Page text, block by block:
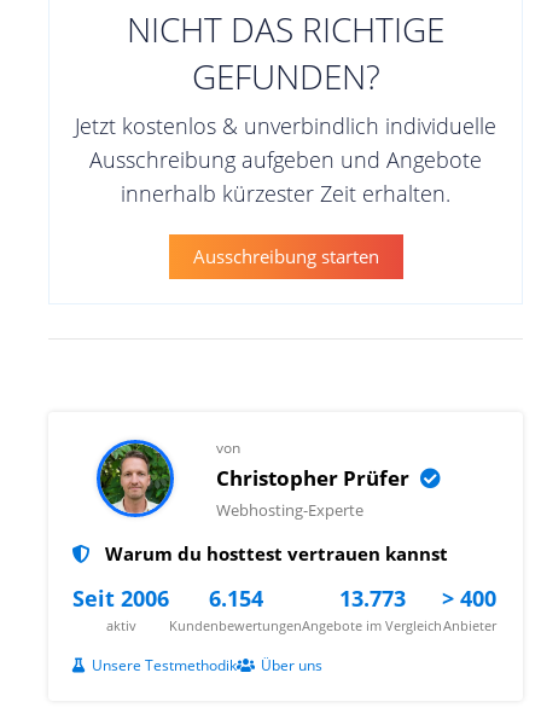
NICHT DAS RICHTIGE
GEFUNDEN?
Jetzt kostenlos & unverbindlich individuelle
Ausschreibung aufgeben und Angebote
innerhalb kürzester Zeit erhalten.
Ausschreibung starten
von
Christopher Prüfer
Webhosting-Experte
Warum du hosttest vertrauen kannst
Seit 2006
aktiv
6.154
Kundenbewertungen
13.773
Angebote im Vergleich
> 400
Anbieter
Unsere Testmethodik Über uns